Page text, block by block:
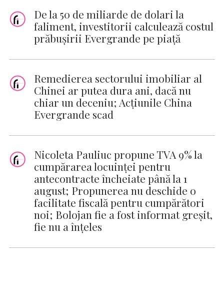
De la 50 de miliarde de dolari la
faliment, investitorii calculează costul
prăbușirii Evergrande pe piață
Remedierea sectorului imobiliar al
Chinei ar putea dura ani, dacă nu
chiar un deceniu; Acțiunile China
Evergrande scad
Nicoleta Pauliuc propune TVA 9% la
cumpărarea locuinţei pentru
antecontracte încheiate până la 1
august; Propunerea nu deschide o
facilitate fiscală pentru cumpărători
noi; Bolojan fie a fost informat greşit,
fie nu a înţeles